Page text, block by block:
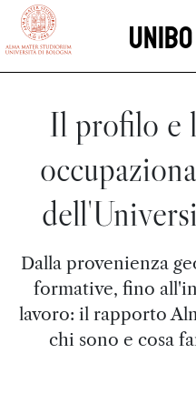
vai al contenuto della pagina
Unibo
Il profilo e
Dalla provenienza
formative, fino
lavoro: il rapporto
chi sono e cosa